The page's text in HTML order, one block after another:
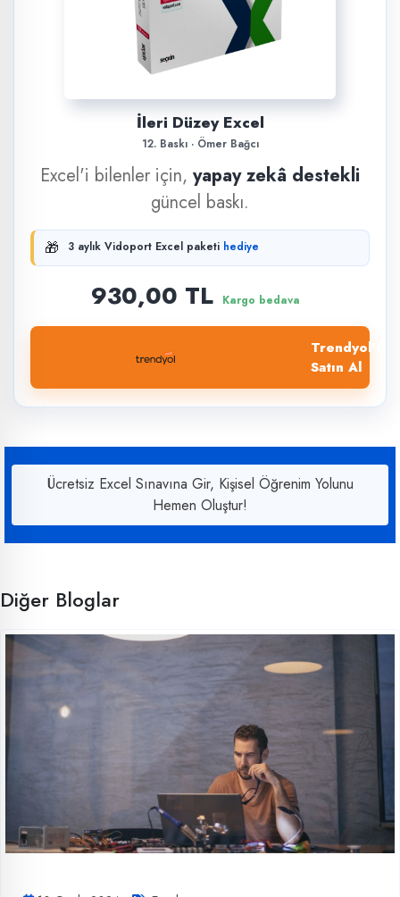
İleri Düzey Excel
12. Baskı · Ömer Bağcı
Excel'i bilenler için, yapay zekâ destekli
güncel baskı.
🎁 3 aylık Vidoport Excel paketi hediye
930,00 TL Kargo bedava
Trendyol'dan
Satın Al
Ücretsiz Excel Sınavına Gir, Kişisel Öğrenim Yolunu
Hemen Oluştur!
Diğer Bloglar